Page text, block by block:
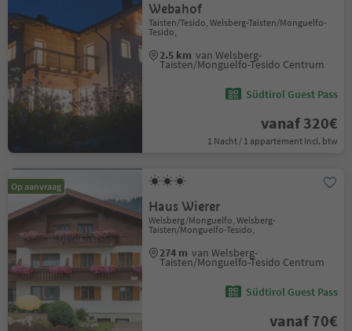
Webahof
Taisten/Tesido, Welsberg-Taisten/Monguelfo-
Tesido,
2.5 km van Welsberg-
Taisten/Monguelfo-Tesido Centrum
Südtirol Guest Pass
vanaf 320€
1 Nacht / 1 appartement Incl. btw
Op aanvraag
Haus Wierer
Welsberg/Monguelfo, Welsberg-
Taisten/Monguelfo-Tesido,
274 m van Welsberg-
Taisten/Monguelfo-Tesido Centrum
Südtirol Guest Pass
vanaf 70€